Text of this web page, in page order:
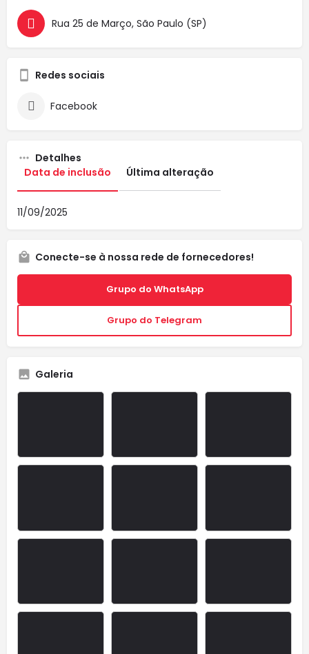
Rua 25 de Março, São Paulo (SP)
Redes sociais
Facebook
Detalhes
Data de inclusão
Última alteração
11/09/2025
Conecte-se à nossa rede de fornecedores!
Grupo do WhatsApp
Grupo do Telegram
Galeria